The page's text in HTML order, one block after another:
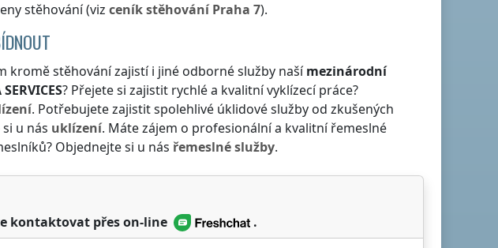
stěhování (viz ceníkstěhování Praha 7).
kromě stěhování zajistí i jiné odborné služby našímezinárodní
SERVICES? Přejete si zajistit rychlé a kvalitní vyklízecí práce?
. Potřebujete zajistit spolehlivé úklidové služby od zkušených
u nás uklízení. Máte zájem o profesionální a kvalitní řemeslné
Objednejte si u nás řemeslné služby.
kontaktovat přes on-line .